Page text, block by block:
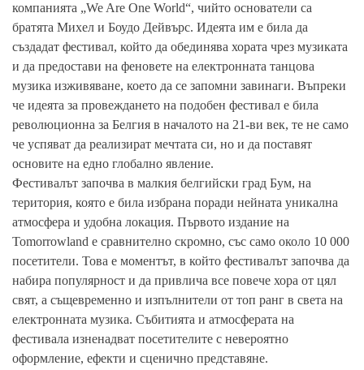
компанията „We Are One World“, чийто основатели са
братята Михел и Боудо Дейвърс. Идеята им е била да
създадат фестивал, който да обединява хората чрез музиката
и да предостави на феновете на електронната танцова
музика изживяване, което да се запомни завинаги. Въпреки
че идеята за провеждането на подобен фестивал е била
революционна за Белгия в началото на 21-ви век, те не само
че успяват да реализират мечтата си, но и да поставят
основите на едно глобално явление.
Фестивалът започва в малкия белгийски град Бум, на
територия, която е била избрана поради нейната уникална
атмосфера и удобна локация. Първото издание на
Tomorrowland е сравнително скромно, със само около 10 000
посетители. Това е моментът, в който фестивалът започва да
набира популярност и да привлича все повече хора от цял
свят, а същевременно и изпълнители от топ ранг в света на
електронната музика. Събитията и атмосферата на
фестивала изненадват посетителите с невероятно
оформление, ефекти и сценично представяне.